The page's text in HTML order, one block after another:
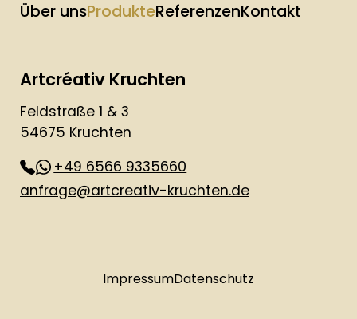
Artcréativ Kruchten
Feldstraße 1 & 3
54675 Kruchten
+49 6566 9335660
anfrage@artcreativ-kruchten.de
Über unsProdukteReferenzenKontakt
ImpressumDatenschutz